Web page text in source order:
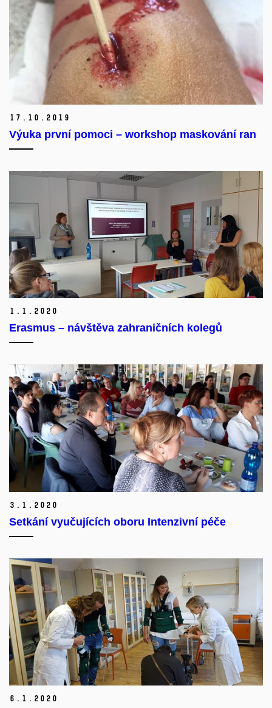
17. 10. 2019
Výuka první pomoci – workshop maskování ran
1. 1. 2020
Erasmus – návštěva zahraničních kolegů
3. 1. 2020
Setkání vyučujících oboru Intenzivní péče
6. 1. 2020